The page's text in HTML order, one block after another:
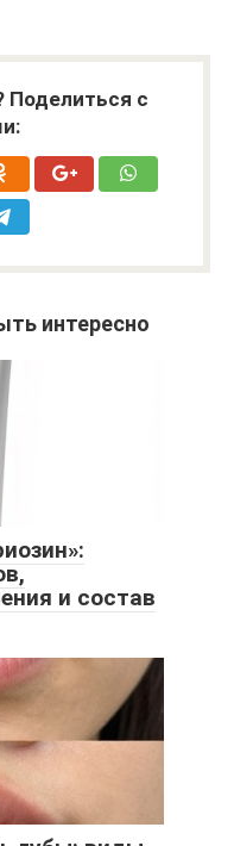
Поделиться с
интересно
и состав